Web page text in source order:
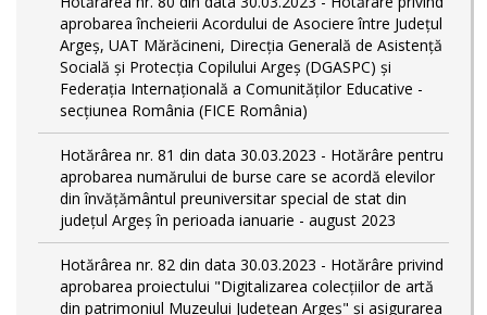
aprobarea încheierii Acordului de Asociere între Județul
Argeș, UAT Mărăcineni, Direcția Generală de Asistență
Socială și Protecția Copilului Argeș (DGASPC) și
Federația Internațională a Comunităților Educative -
secțiunea România (FICE România)
Hotărârea nr. 81 din data 30.03.2023 - Hotărâre pentru
aprobarea numărului de burse care se acordă elevilor
din învățământul preuniversitar special de stat din
județul Argeș în perioada ianuarie - august 2023
Hotărârea nr. 82 din data 30.03.2023 - Hotărâre privind
aprobarea proiectului "Digitalizarea colecțiilor de artă
din patrimoniul Muzeului Județean Argeș" și asigurarea